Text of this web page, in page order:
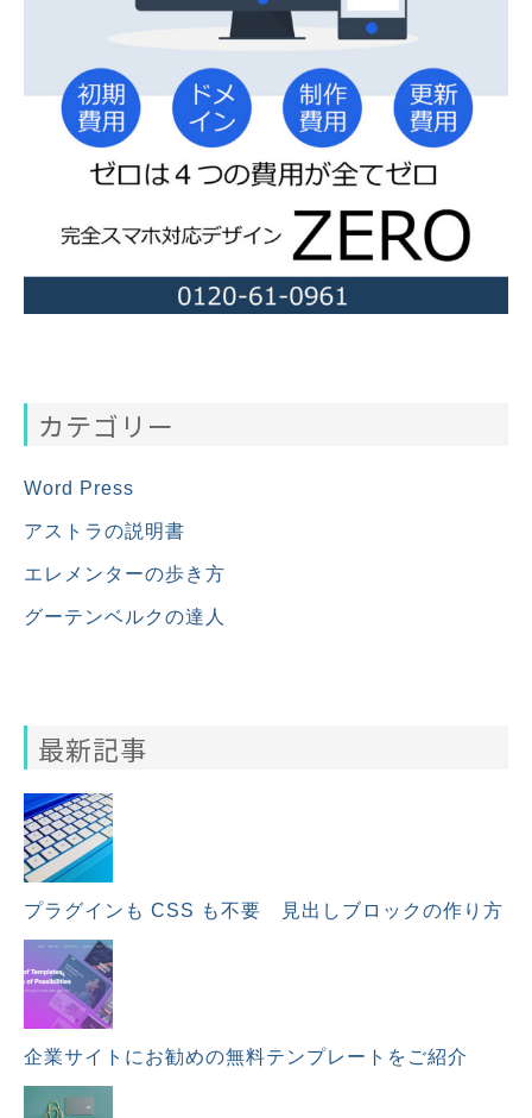
カテゴリー
Word Press
アストラの説明書
エレメンターの歩き方
グーテンベルクの達人
最新記事
プラグインも CSS も不要 見出しブロックの作り方
企業サイトにお勧めの無料テンプレートをご紹介